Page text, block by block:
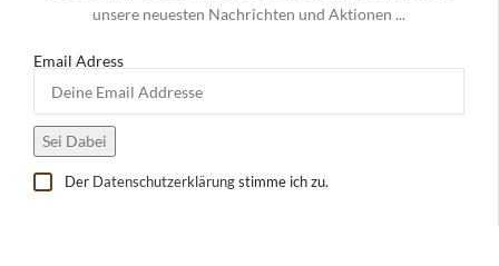
unsere neuesten Nachrichten und Aktionen ...
Email Adress
Der Datenschutzerklärungstimme ich zu.